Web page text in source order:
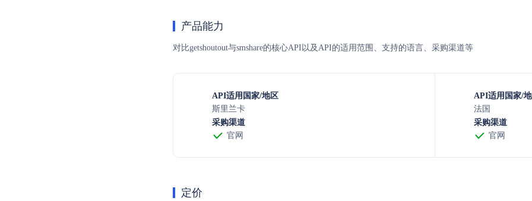
产品能力
对比getshoutout与smshare的核心API以及API的适用范围、支持的语言、采购渠道等
API适用国家/地区
斯里兰卡
采购渠道
官网
API适用国家/
法国
采购渠道
官网
定价